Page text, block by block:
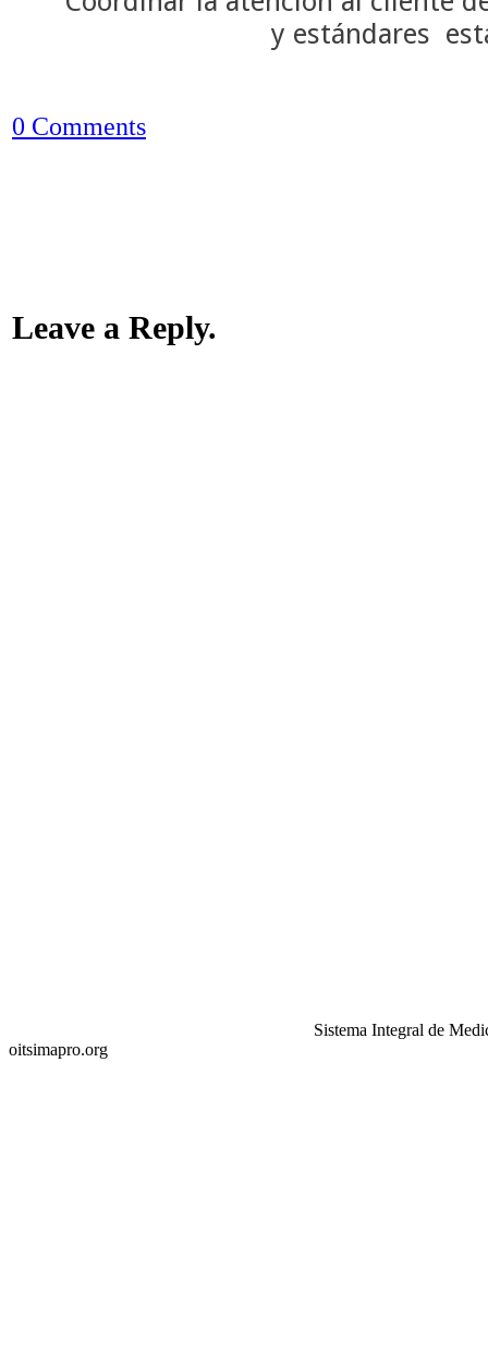
y estándares
0 Comments
Leave a Reply.
Sistema Integral de
oitsimapro.org